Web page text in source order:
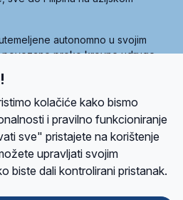
autonomno u svojim
povezane preko krovne udruge
Radio Marije (World Family of
utemeljilo je sedam članica, među
Marija.
PrijateljiKontaktPravila privatnosti
kolačiće kako bismo
i pravilno funkcioniranje
sve" pristajete na korištenje
upravljati svojim
biste dali kontrolirani pristanak.